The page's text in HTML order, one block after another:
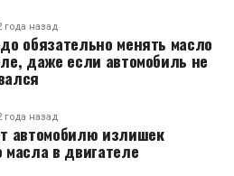
года назад
обязательно менять масло
даже если автомобиль не
года назад
автомобилю излишек
масла в двигателе